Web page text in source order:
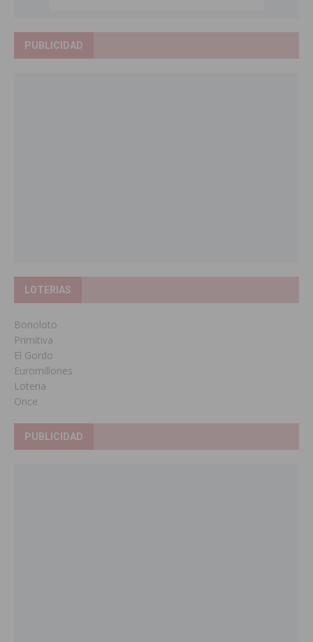
PUBLICIDAD
LOTERIAS
Bonoloto
Primitiva
El Gordo
Euromillones
Loteria
Once
PUBLICIDAD